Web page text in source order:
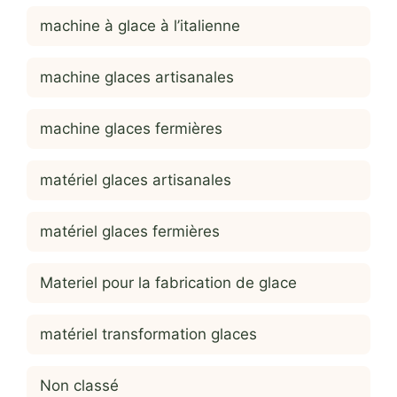
machine à glace à l’italienne
machine glaces artisanales
machine glaces fermières
matériel glaces artisanales
matériel glaces fermières
Materiel pour la fabrication de glace
matériel transformation glaces
Non classé